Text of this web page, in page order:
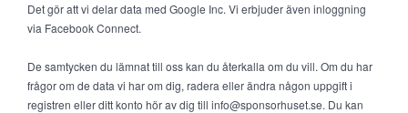
Det gör att vi delar data med Google Inc. Vi erbjuder även inloggning
via Facebook Connect.
De samtycken du lämnat till oss kan du återkalla om du vill. Om du har
frågor om de data vi har om dig, radera eller ändra någon uppgift i
registren eller ditt konto hör av dig till info@sponsorhuset.se. Du kan